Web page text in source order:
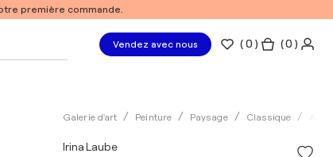
première commande.
Vendez avec nous (0 ) ( 0 )
Galerie d'art Peinture Paysage Classique
Irina Laube